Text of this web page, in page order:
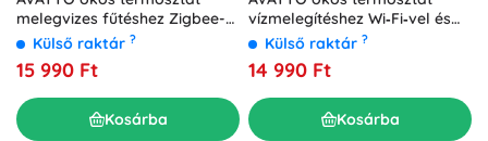
melegvizes fűtéshez Zigbee-
vel és Tuya-val
Külső raktár ?
15 990 Ft
Kosárba
vízmelegítéshez Wi‑Fi‑vel és
TUYA‑val
Külső raktár ?
14 990 Ft
Kosárba